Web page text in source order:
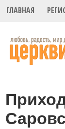
ГЛАВНАЯ